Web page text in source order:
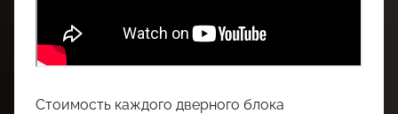
Стоимость каждого дверного блока